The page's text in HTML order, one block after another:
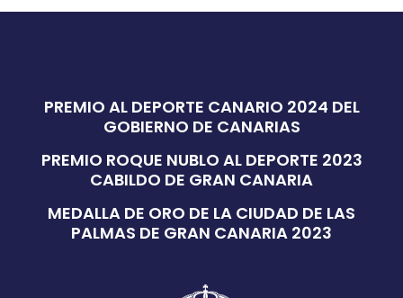
PREMIO AL DEPORTE CANARIO 2024 DEL
GOBIERNO DE CANARIAS
PREMIO ROQUE NUBLO AL DEPORTE 2023
CABILDO DE GRAN CANARIA
MEDALLA DE ORO DE LA CIUDAD DE LAS
PALMAS DE GRAN CANARIA 2023